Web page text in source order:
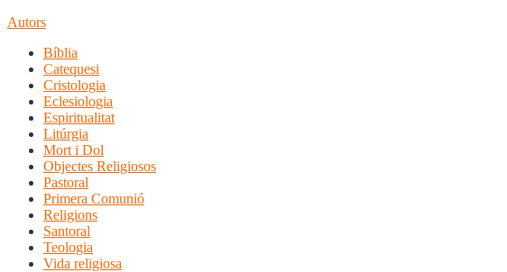
Autors
Bíblia
Catequesi
Cristologia
Eclesiologia
Espiritualitat
Litúrgia
Mort i Dol
Objectes Religiosos
Pastoral
Primera Comunió
Religions
Santoral
Teologia
Vida religiosa